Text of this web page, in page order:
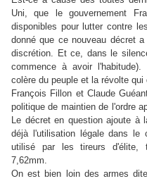
Uni, que le gouvernement
disponibles pour lutter contre
donné que ce nouveau décret
discrétion. Et ce, dans le
commence à avoir
colère du peuple et la révolte qui
François Fillon et Claude
politique de maintien de l'ordre
Le décret en question ajoute
déjà l'utilisation légale dans le
utilisé par les tireurs d'élite,
7,62mm.
On est bien loin des armes